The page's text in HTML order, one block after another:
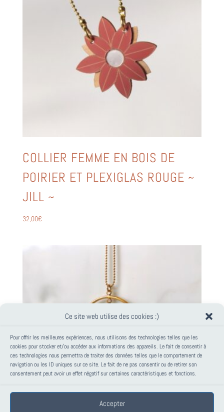
Ce site web utilise des cookies :)
Pour offrir les meilleures expériences, nous utilisons des technologies telles que les
cookies pour stocker et/ou accéder aux informations des appareils. Le fait de consentir à
ces technologies nous permettra de traiter des données telles que le comportement de
navigation ou les ID uniques sur ce site. Le fait de ne pas consentir ou de retirer son
consentement peut avoir un effet négatif sur certaines caractéristiques et fonctions.
Accepter
COLLIER FEMME EN BOIS DE
POIRIER ET PLEXIGLAS ROUGE ~
JILL ~
32,00€